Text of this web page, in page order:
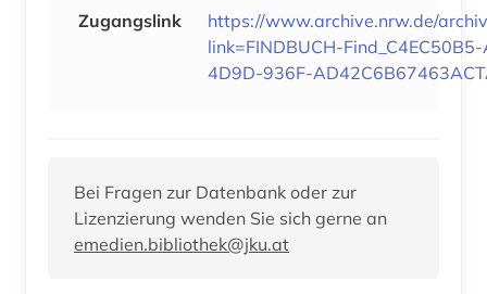
Zugangslink
https://www.archive.nrw.de/
link=FINDBUCH-
4D9D-936F-
Bei Fragen zur Datenbank oder zur
Lizenzierung wenden Sie sich gerne an
emedien.bibliothek@jku.at